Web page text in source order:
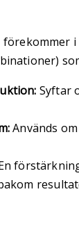
förekommer
Syftar
Används